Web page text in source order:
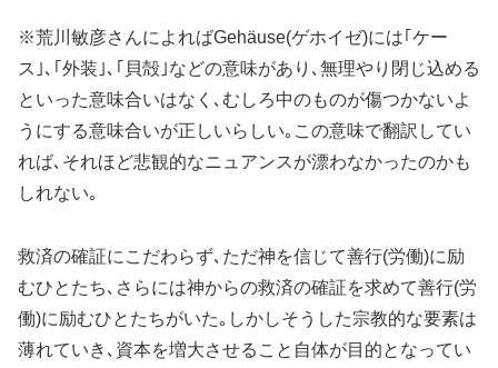
※荒川敏彦さんによればGehäuse(ゲホイゼ)には｢ケー
ス｣､｢外装｣､｢貝殻｣などの意味があり､無理やり閉じ込める
といった意味合いはなく､むしろ中のものが傷つかないよ
うにする意味合いが正しいらしい｡この意味で翻訳してい
れば､それほど悲観的なニュアンスが漂わなかったのかも
しれない｡
救済の確証にこだわらず､ただ神を信じて善行(労働)に励
むひとたち､さらには神からの救済の確証を求めて善行(労
働)に励むひとたちがいた｡しかしそうした宗教的な要素は
薄れていき､資本を増大させること自体が目的となってい